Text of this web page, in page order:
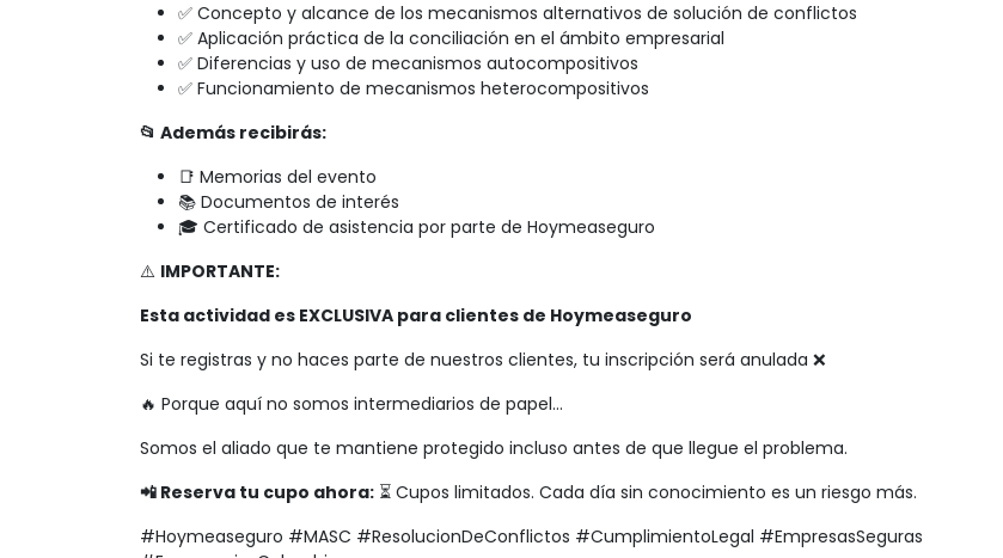
✅ Concepto y alcance de los mecanismos alternativos de solución de conflictos
✅ Aplicación práctica de la conciliación en el ámbito empresarial
✅ Diferencias y uso de mecanismos autocompositivos
✅ Funcionamiento de mecanismos heterocompositivos
📂 Además recibirás:
📑 Memorias del evento
📚 Documentos de interés
🎓 Certificado de asistencia por parte de Hoymeaseguro
⚠️ IMPORTANTE:
Esta actividad es EXCLUSIVA para clientes de Hoymeaseguro
Si te registras y no haces parte de nuestros clientes, tu inscripción será anulada ❌
🔥 Porque aquí no somos intermediarios de papel…
Somos el aliado que te mantiene protegido incluso antes de que llegue el problema.
📲 Reserva tu cupo ahora: ⏳ Cupos limitados. Cada día sin conocimiento es un riesgo más.
#Hoymeaseguro #MASC #ResolucionDeConflictos #CumplimientoLegal #EmpresasSeguras